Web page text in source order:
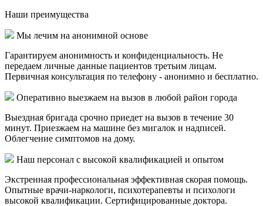
Наши преимущества
Мы лечим на анонимной основе
Гарантируем анонимность и конфиденциальность. Не
передаем личные данные пациентов третьим лицам.
Первичная консультация по телефону - анонимно и бесплатно.
Оперативно выезжаем на вызов в любой район города
Выездная бригада срочно приедет на вызов в течение 30
минут. Приезжаем на машине без мигалок и надписей.
Облегчение симптомов на дому.
Наш персонал с высокой квалификацией и опытом
Экстренная профессиональная эффективная скорая помощь.
Опытные врачи-наркологи, психотерапевты и психологи
высокой квалификации. Сертифицированные доктора.